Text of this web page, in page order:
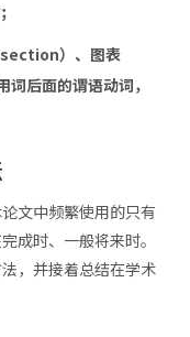
）、图表
后面的谓语动词，
文中频繁使用的只有
成时、一般将来时。
，并接着总结在学术